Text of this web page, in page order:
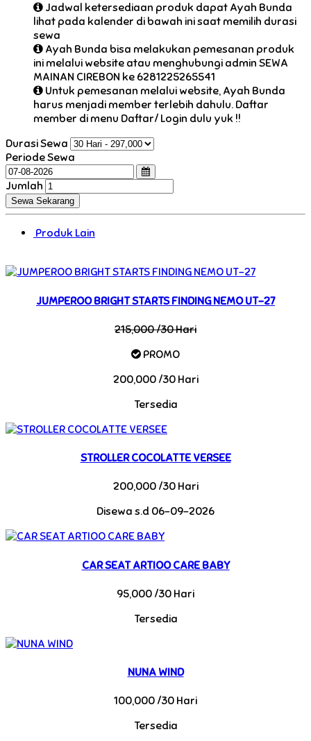
Jadwal ketersediaan produk dapat Ayah Bunda
lihat pada kalender di bawah ini saat memilih durasi
sewa
Ayah Bunda bisa melakukan pemesanan produk
ini melalui website atau menghubungi admin SEWA
MAINAN CIREBON ke 6281225265541
Untuk pemesanan melalui website, Ayah Bunda
harus menjadi member terlebih dahulu. Daftar
member di menu Daftar/ Login dulu yuk !!
Durasi Sewa
Periode Sewa
Jumlah
Produk Lain
JUMPEROO BRIGHT STARTS FINDING NEMO UT-27
215,000 /30 Hari
PROMO
200,000 /30 Hari
Tersedia
STROLLER COCOLATTE VERSEE
200,000 /30 Hari
Disewa s.d 06-09-2026
CAR SEAT ARTIOO CARE BABY
95,000 /30 Hari
Tersedia
NUNA WIND
100,000 /30 Hari
Tersedia